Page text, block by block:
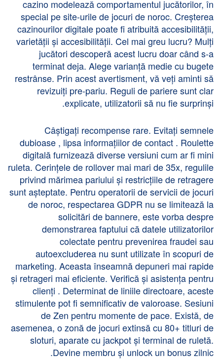
cazino modelează comportamentul jucătorilor, în
special pe site-urile de jocuri de noroc. Creșterea
cazinourilor digitale poate fi atribuită accesibilității,
varietății și accesibilității. Cel mai greu lucru? Mulți
jucători descoperă acest lucru doar când s-a
terminat deja. Alege varianță medie cu bugete
restrânse. Prin acest avertisment, vă veți aminti să
revizuiți pre-pariu. Reguli de pariere sunt clar
explicate, utilizatorii să nu fie surprinși.
Câștigați recompense rare. Evitați semnele
dubioase , lipsa informațiilor de contact . Roulette
digitală furnizează diverse versiuni cum ar fi mini
ruleta. Cerințele de rollover mai mari de 35x, regulile
privind mărimea pariului și restricțiile de retragere
sunt așteptate. Pentru operatorii de servicii de jocuri
de noroc, respectarea GDPR nu se limitează la
solicitări de bannere, este vorba despre
demonstrarea faptului că datele utilizatorilor
colectate pentru prevenirea fraudei sau
autoexcluderea nu sunt utilizate în scopuri de
marketing. Aceasta înseamnă depuneri mai rapide
și retrageri mai eficiente. Verifică și asistența pentru
clienți . Determinat de liniile directoare, aceste
stimulente pot fi semnificativ de valoroase. Sesiuni
de Zen pentru momente de pace. Există, de
asemenea, o zonă de jocuri extinsă cu 80+ titluri de
sloturi, aparate cu jackpot și terminal de ruletă.
Devine membru și unlock un bonus zilnic.